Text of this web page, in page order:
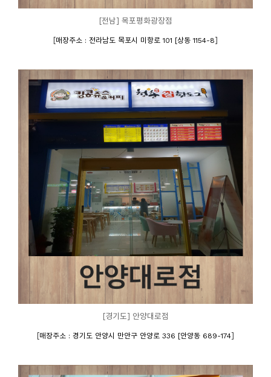
[전남] 목포평화광장점
[매장주소 : 전라남도 목포시 미항로 101 [상동 1154-8]
[경기도] 안양대로점
[매장주소 : 경기도 안양시 만안구 안양로 336 [안양동 689-174]